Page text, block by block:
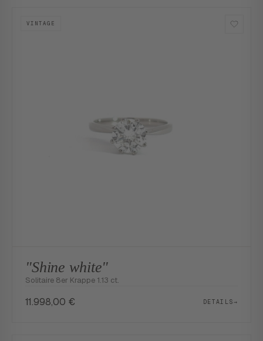
VINTAGE
"Shine white"
Solitaire 8er Krappe 1.13 ct.
11.998,00 € DETAILS→